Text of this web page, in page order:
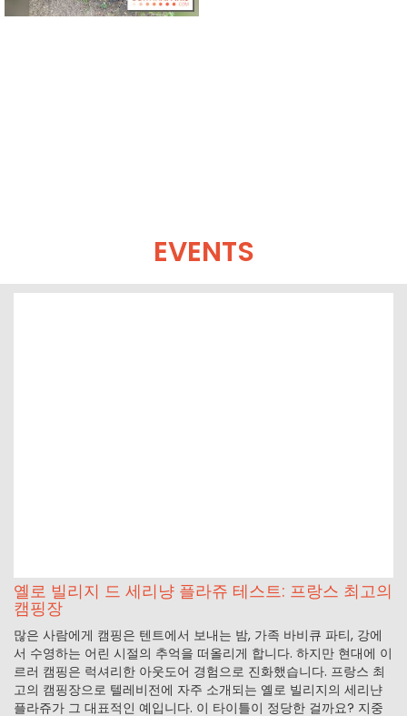
EVENTS
옐로 빌리지 드 세리냥 플라쥬 테스트: 프랑스 최고의
캠핑장
많은 사람에게 캠핑은 텐트에서 보내는 밤, 가족 바비큐 파티, 강에
서 수영하는 어린 시절의 추억을 떠올리게 합니다. 하지만 현대에 이
르러 캠핑은 럭셔리한 아웃도어 경험으로 진화했습니다. 프랑스 최
고의 캠핑장으로 텔레비전에 자주 소개되는 옐로 빌리지의 세리냔
플라쥬가 그 대표적인 예입니다. 이 타이틀이 정당한 걸까요? 지중